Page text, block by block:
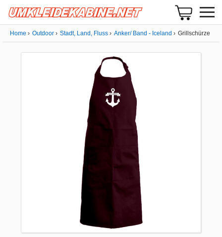
Home Outdoor Stadt, Land, Fluss Anker/ Band - Iceland Grillschürze